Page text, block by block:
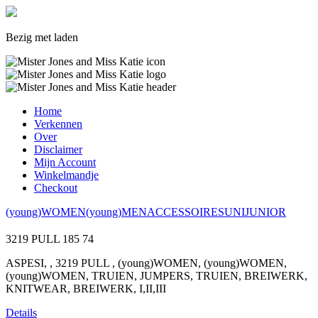
Bezig met laden
Home
Verkennen
Over
Disclaimer
Mijn Account
Winkelmandje
Checkout
(young)WOMEN(young)MENACCESSOIRESUNIJUNIOR
3219 PULL 185 74
ASPESI, , 3219 PULL , (young)WOMEN, (young)WOMEN,
(young)WOMEN, TRUIEN, JUMPERS, TRUIEN, BREIWERK,
KNITWEAR, BREIWERK, I,II,III
Details